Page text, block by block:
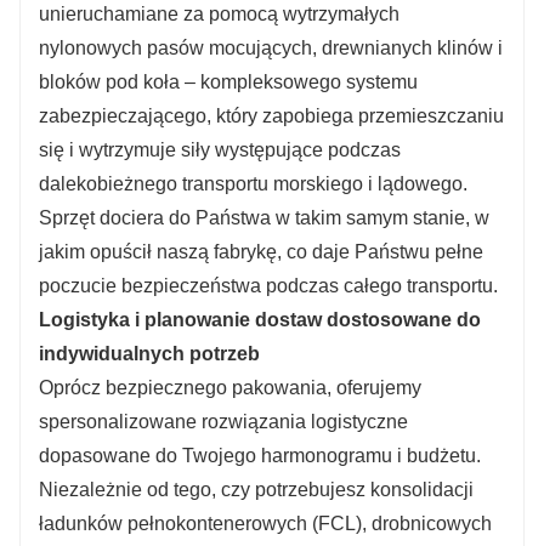
unieruchamiane za pomocą wytrzymałych
nylonowych pasów mocujących, drewnianych klinów i
bloków pod koła – kompleksowego systemu
zabezpieczającego, który zapobiega przemieszczaniu
się i wytrzymuje siły występujące podczas
dalekobieżnego transportu morskiego i lądowego.
Sprzęt dociera do Państwa w takim samym stanie, w
jakim opuścił naszą fabrykę, co daje Państwu pełne
poczucie bezpieczeństwa podczas całego transportu.
Logistyka i planowanie dostaw dostosowane do
indywidualnych potrzeb
Oprócz bezpiecznego pakowania, oferujemy
spersonalizowane rozwiązania logistyczne
dopasowane do Twojego harmonogramu i budżetu.
Niezależnie od tego, czy potrzebujesz konsolidacji
ładunków pełnokontenerowych (FCL), drobnicowych